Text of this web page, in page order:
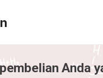
Anda